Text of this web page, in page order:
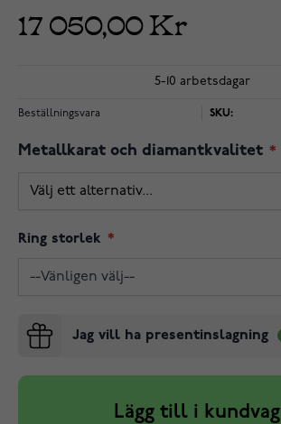
17 050,00 Kr
5-10 arbetsdagar
Beställningsvara SKU:
Metallkarat och diamantkvalitet
Ring storlek
Jag vill ha presentinslagning
Lägg till i